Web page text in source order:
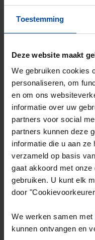
Toestemming
Deze website maakt
We gebruiken cookies
personaliseren, om
en om ons
informatie over uw
partners voor social
partners kunnen deze
informatie die u aan
verzameld op basis
gaat akkoord met
gebruiken. U kunt elk
door
We werken samen met
kunnen ontvangen en
Huis Anne
Doetinchem
2 maanden, 3
Gevonden op:
123m²
5
⚡️ Deze
Reageer binnen 15
Rent.nl ben je altijd
Mis de